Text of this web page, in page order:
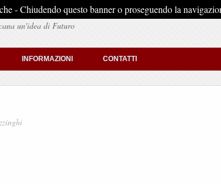
un'idea di Futuro
INFORMAZIONI CONTATTI
- Chiudendo questo banner o proseguendo la